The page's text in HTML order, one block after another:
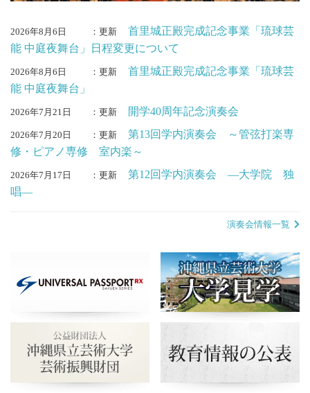
2026年8月6日 ：更新
首里城正殿完成記念事業「琉球芸
能 中庭夜舞台」日程変更について
2026年8月6日 ：更新
首里城正殿完成記念事業「琉球芸
能 中庭夜舞台」
2026年7月21日 ：更新 開学40周年記念演奏会
2026年7月20日 ：更新
第13回学内演奏会 ～管弦打楽専
修・ピアノ専修 室内楽～
2026年7月17日 ：更新
第12回学内演奏会 ―大学院 独
唱―
演奏会情報一覧